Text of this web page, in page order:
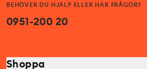
BEHÖVER DU HJÄLP ELLER HAR FRÅGOR?
0951-200 20
Shoppa